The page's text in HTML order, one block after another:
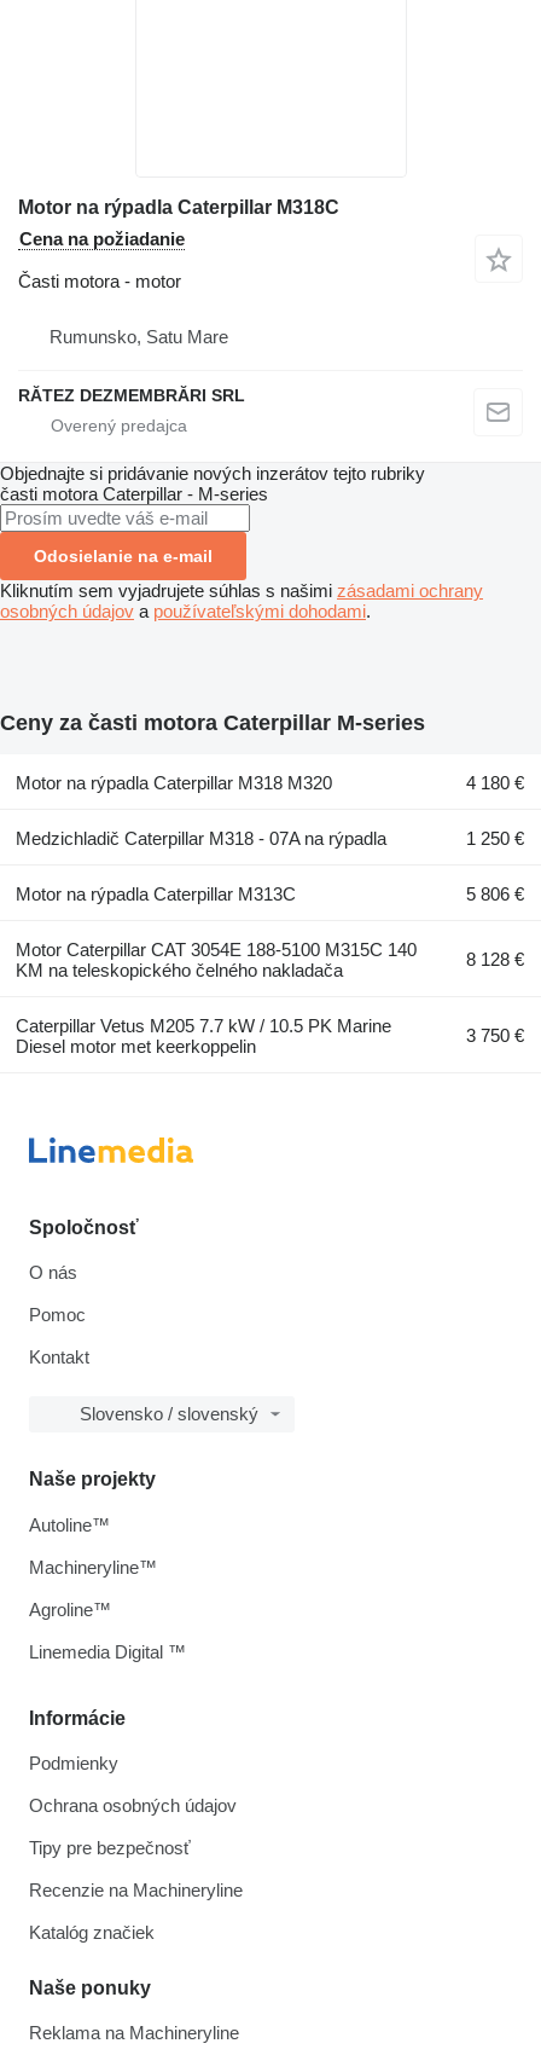
Motor na rýpadla Caterpillar M318C
Cena na požiadanie
Časti motora - motor
Rumunsko, Satu Mare
RĂTEZ DEZMEMBRĂRI SRL
Objednajte si pridávanie nových inzerátov tejto rubriky
časti motora Caterpillar - M-series
Odosielanie na e-mail
Kliknutím sem vyjadrujete súhlas s našimi zásadami ochrany
osobných údajov a používateľskými dohodami.
Ceny za časti motora Caterpillar M-series
Motor na rýpadla Caterpillar M318 M320 4 180 €
Medzichladič Caterpillar M318 - 07A na rýpadla 1 250 €
Motor na rýpadla Caterpillar M313C 5 806 €
Motor Caterpillar CAT 3054E 188-5100 M315C 140
KM na teleskopického čelného nakladača
8 128 €
Caterpillar Vetus M205 7.7 kW / 10.5 PK Marine
Diesel motor met keerkoppelin
3 750 €
Spoločnosť
O nás
Pomoc
Kontakt
Slovensko / slovenský
Informácie
Podmienky
Ochrana osobných údajov
Tipy pre bezpečnosť
Recenzie na Machineryline
Katalóg značiek
Naše ponuky
Reklama na Machineryline
Naše projekty
Autoline™
Machineryline™
Agroline™
Linemedia Digital ™